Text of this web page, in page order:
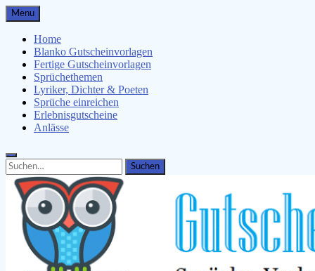
Skip
to
content
Menu
Home
Blanko Gutscheinvorlagen
Fertige Gutscheinvorlagen
Sprüchethemen
Lyriker, Dichter & Poeten
Sprüche einreichen
Erlebnisgutscheine
Anlässe
Search
for:
Search